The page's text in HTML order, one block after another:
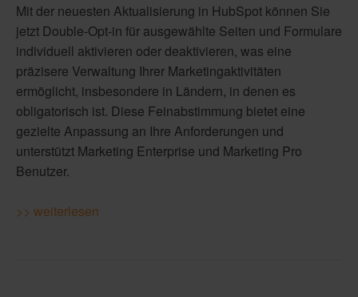
Mit der neuesten Aktualisierung in HubSpot können Sie
jetzt Double-Opt-in für ausgewählte Seiten und Formulare
individuell aktivieren oder deaktivieren, was eine
präzisere Verwaltung Ihrer Marketingaktivitäten
ermöglicht, insbesondere in Ländern, in denen es
obligatorisch ist. Diese Feinabstimmung bietet eine
gezielte Anpassung an Ihre Anforderungen und
unterstützt Marketing Enterprise und Marketing Pro
Benutzer.
>> weiterlesen